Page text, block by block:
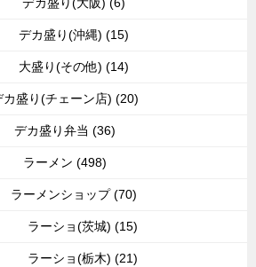
デカ盛り(沖縄) (15)
大盛り(その他) (14)
カ盛り(チェーン店) (20)
デカ盛り弁当 (36)
ラーメン (498)
ラーメンショップ (70)
ラーショ(茨城) (15)
ラーショ(栃木) (21)